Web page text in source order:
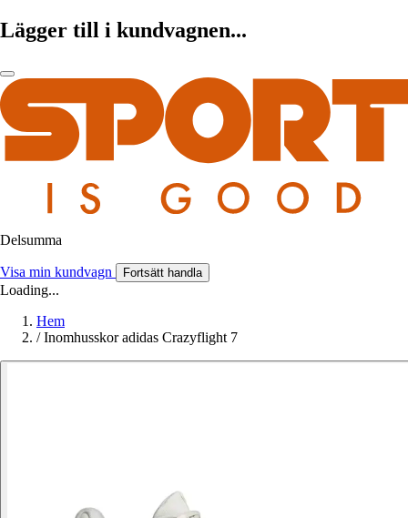
Lägger till i kundvagnen...
Delsumma
Visa min kundvagn Fortsätt handla
Loading...
Hem
/ Inomhusskor adidas Crazyflight 7